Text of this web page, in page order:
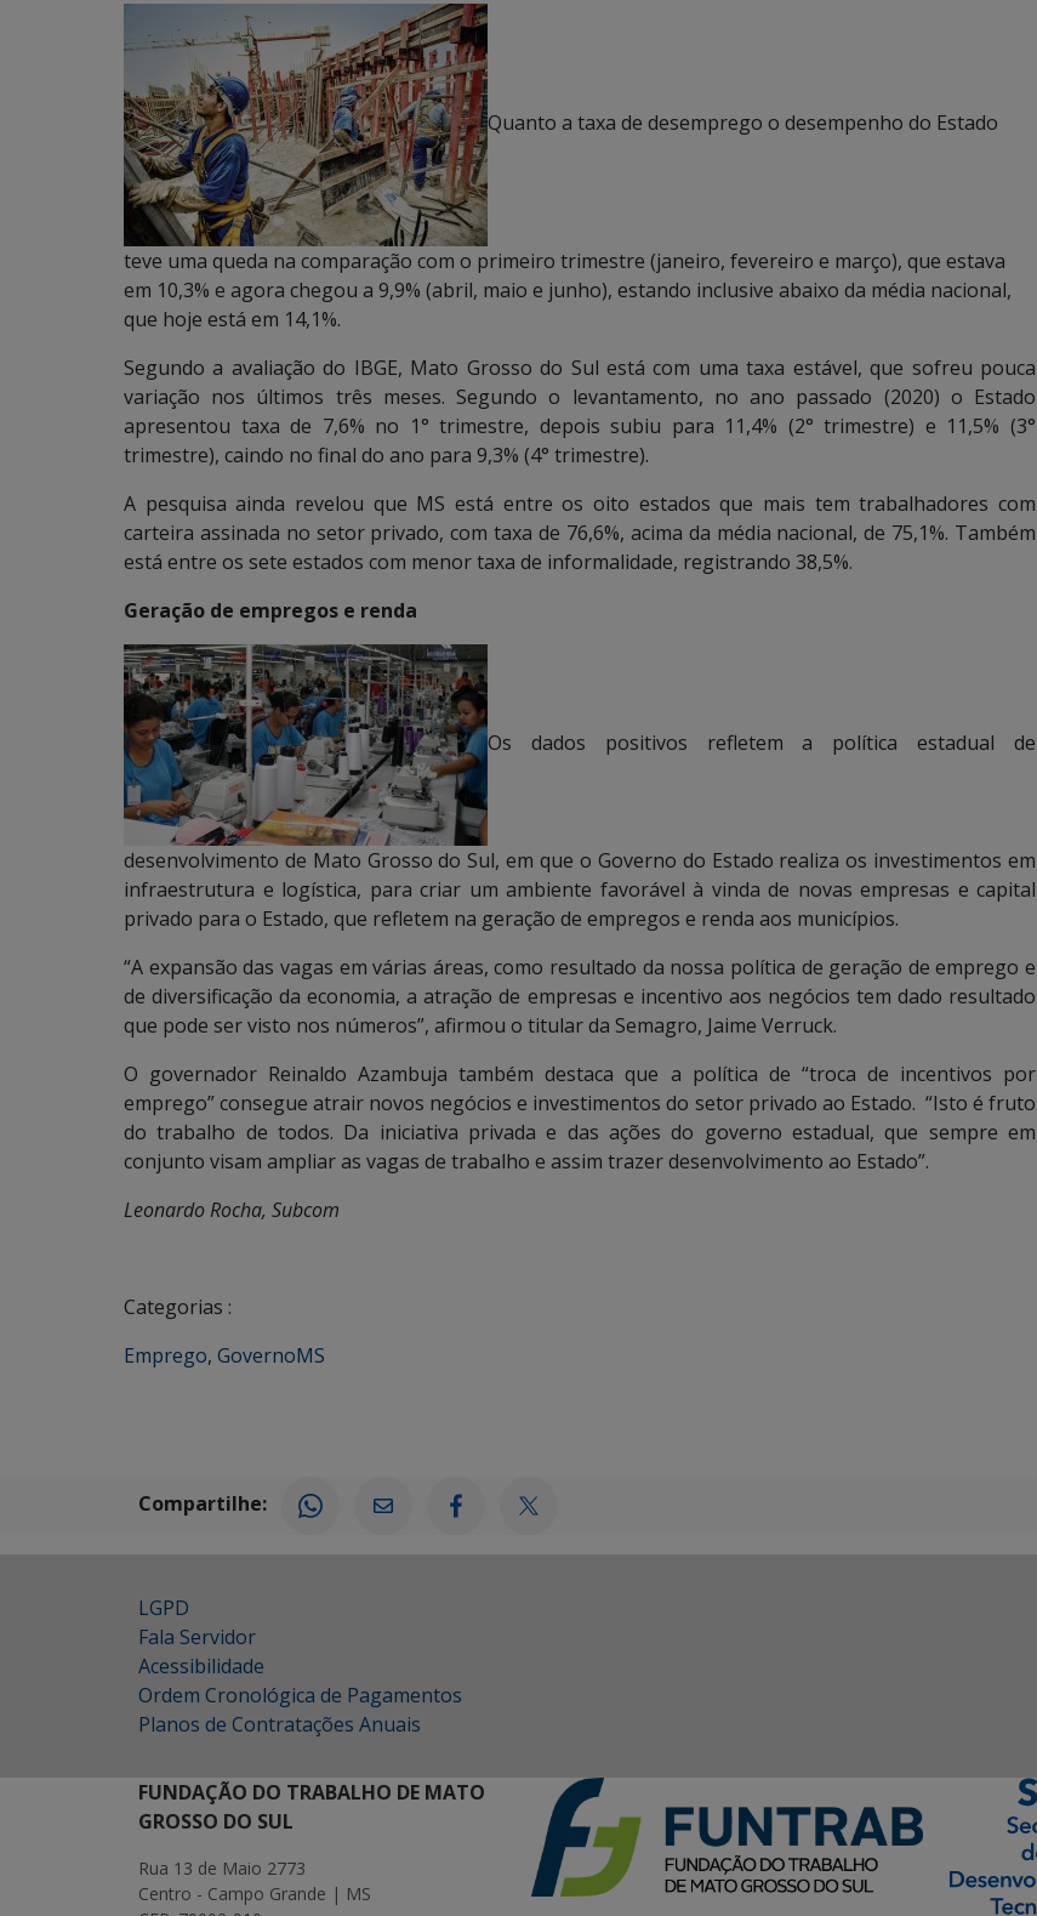
Quanto a taxa de desemprego o desempenho do Estado
teve uma queda na comparação com o primeiro trimestre (janeiro, fevereiro e março), que estava
em 10,3% e agora chegou a 9,9% (abril, maio e junho), estando inclusive abaixo da média nacional,
que hoje está em 14,1%.
Segundo a avaliação do IBGE, Mato Grosso do Sul está com uma taxa estável, que sofreu pouca
variação nos últimos três meses. Segundo o levantamento, no ano passado (2020) o Estado
apresentou taxa de 7,6% no 1° trimestre, depois subiu para 11,4% (2° trimestre) e 11,5% (3°
trimestre), caindo no final do ano para 9,3% (4° trimestre).
A pesquisa ainda revelou que MS está entre os oito estados que mais tem trabalhadores com
carteira assinada no setor privado, com taxa de 76,6%, acima da média nacional, de 75,1%. Também
está entre os sete estados com menor taxa de informalidade, registrando 38,5%.
Geração de empregos e renda
Os dados positivos refletem a política estadual de
desenvolvimento de Mato Grosso do Sul, em que o Governo do Estado realiza os investimentos em
infraestrutura e logística, para criar um ambiente favorável à vinda de novas empresas e capital
privado para o Estado, que refletem na geração de empregos e renda aos municípios.
“A expansão das vagas em várias áreas, como resultado da nossa política de geração de emprego e
de diversificação da economia, a atração de empresas e incentivo aos negócios tem dado resultado
que pode ser visto nos números”, afirmou o titular da Semagro, Jaime Verruck.
O governador Reinaldo Azambuja também destaca que a política de “troca de incentivos por
emprego” consegue atrair novos negócios e investimentos do setor privado ao Estado. “Isto é fruto
do trabalho de todos. Da iniciativa privada e das ações do governo estadual, que sempre em
conjunto visam ampliar as vagas de trabalho e assim trazer desenvolvimento ao Estado”.
Leonardo Rocha, Subcom
Categorias :
Emprego, GovernoMS
Compartilhe:
LGPD
Fala Servidor
Acessibilidade
Ordem Cronológica de Pagamentos
Planos de Contratações Anuais
FUNDAÇÃO DO TRABALHO DE MATO
GROSSO DO SUL
Rua 13 de Maio 2773
Centro - Campo Grande | MS